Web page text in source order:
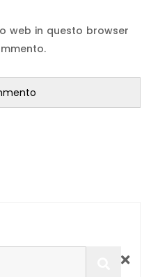
web in questo browser